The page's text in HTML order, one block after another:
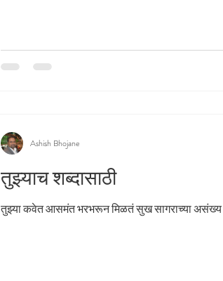
तुझ्याच शब्दासाठी
तुझ्या कवेत आसमंत भरभरून मिळतं सुख सागराच्या असंख्य
Ashish Bhojane